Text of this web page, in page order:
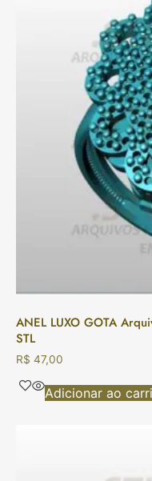
ANEL LUXO GOTA
STL
R$ 47,00
Adicionar ao